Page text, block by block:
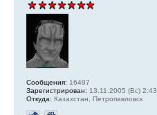
Сообщения: 16497
Зарегистрирован: 13.11.2005 (Вс) 2:43
Откуда: Казахстан, Петропавловск